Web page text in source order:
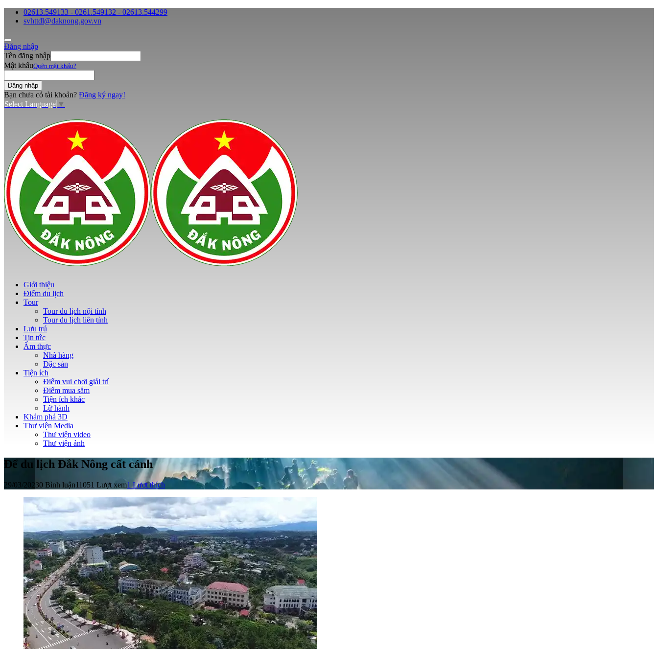
02613.549133 - 0261.549132 - 02613.544299
svhttdl@daknong.gov.vn
Đăng nhập
Tên đăng nhập
Mật khẩuQuên mật khẩu?
Bạn chưa có tài khoản? Đăng ký ngay!
Select Language ▼
Giới thiệu
Điểm du lịch
Tour
Tour du lịch nội tỉnh
Tour du lịch liên tỉnh
Lưu trú
Tin tức
Ẩm thực
Nhà hàng
Đặc sản
Tiện ích
Điểm vui chơi giải trí
Điểm mua sắm
Tiện ích khác
Lữ hành
Khám phá 3D
Thư viện Media
Thư viện video
Thư viện ảnh
Để du lịch Đắk Nông cất cánh
29/03/20230 Bình luận11051 Lượt xem1 Lượt thích